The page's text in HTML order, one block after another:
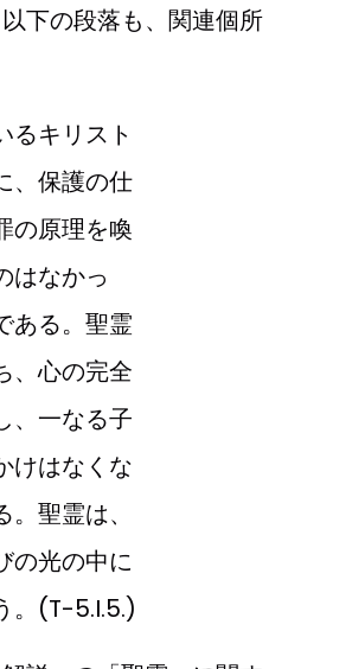
下の段落も、関連個所
るキリスト
、保護の仕
の原理を喚
はなかっ
ある。聖霊
、心の完全
、一なる子
けはなくな
聖霊は、
の光の中に
。(T-5.I.5.)